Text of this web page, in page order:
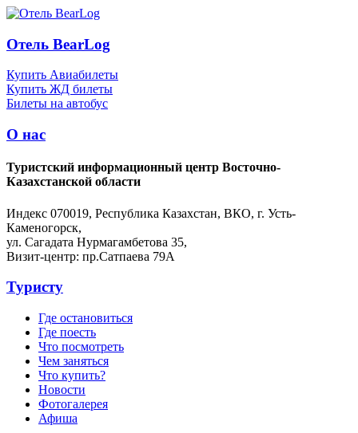
Отель BearLog
Купить Авиабилеты
Купить ЖД билеты
Билеты на автобус
О нас
Туристский информационный центр Восточно-
Казахстанской области
Индекс 070019, Республика Казахстан, ВКО, г. Усть-
Каменогорск,
ул. Сагадата Нурмагамбетова 35,
Визит-центр: пр.Сатпаева 79А
Туристу
Где остановиться
Где поесть
Что посмотреть
Чем заняться
Что купить?
Новости
Фотогалерея
Афиша